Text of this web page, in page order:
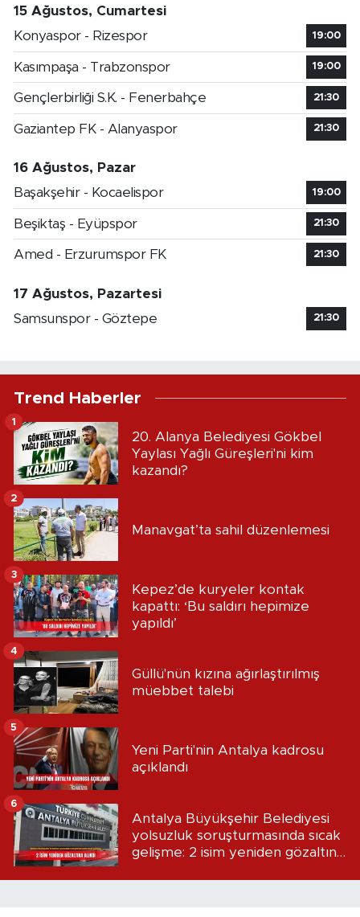
15 Ağustos, Cumartesi
Konyaspor - Rizespor
19:00
Kasımpaşa - Trabzonspor 19:00
Gençlerbirliği S.K. - Fenerbahçe 21:30
Gaziantep FK - Alanyaspor 21:30
16 Ağustos, Pazar
Başakşehir - Kocaelispor
19:00
Beşiktaş - Eyüpspor 21:30
Amed - Erzurumspor FK 21:30
17 Ağustos, Pazartesi
Samsunspor - Göztepe
21:30
Trend Haberler
20. Alanya Belediyesi Gökbel
Yaylası Yağlı Güreşleri'ni kim
kazandı?
1
Manavgat’ta sahil düzenlemesi
2
Kepez’de kuryeler kontak
kapattı: ‘Bu saldırı hepimize
yapıldı’
3
Güllü'nün kızına ağırlaştırılmış
müebbet talebi
4
Yeni Parti'nin Antalya kadrosu
açıklandı
5
Antalya Büyükşehir Belediyesi
yolsuzluk soruşturmasında sıcak
gelişme: 2 isim yeniden gözaltına
6